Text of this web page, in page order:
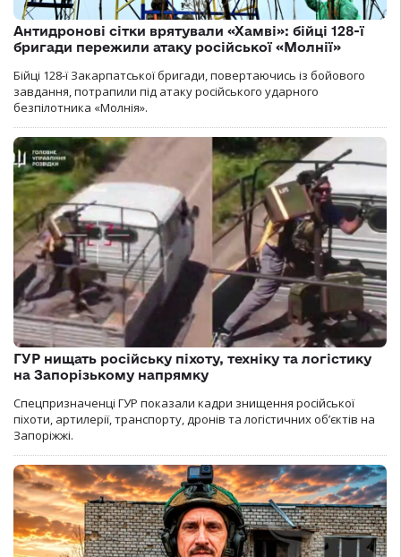
Антидронові сітки врятували «Хамві»: бійці 128-ї
бригади пережили атаку російської «Молнії»
Бійці 128-ї Закарпатської бригади, повертаючись із бойового
завдання, потрапили під атаку російського ударного
безпілотника «Молнія».
ГУР нищать російську піхоту, техніку та логістику
на Запорізькому напрямку
Спецпризначенці ГУР показали кадри знищення російської
піхоти, артилерії, транспорту, дронів та логістичних об’єктів на
Запоріжжі.